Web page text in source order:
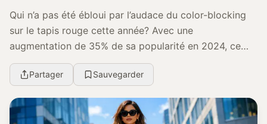
Qui n’a pas été ébloui par l’audace du color-blocking
sur le tapis rouge cette année? Avec une
augmentation de 35% de sa popularité en 2024, ce
style vestimentaire fait des vagues dans l’univers de
la... Partager Sauvegarder